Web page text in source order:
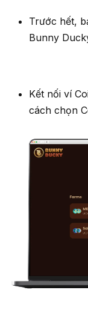
Trước hết,
Bunny
Kết nối ví
cách chọn